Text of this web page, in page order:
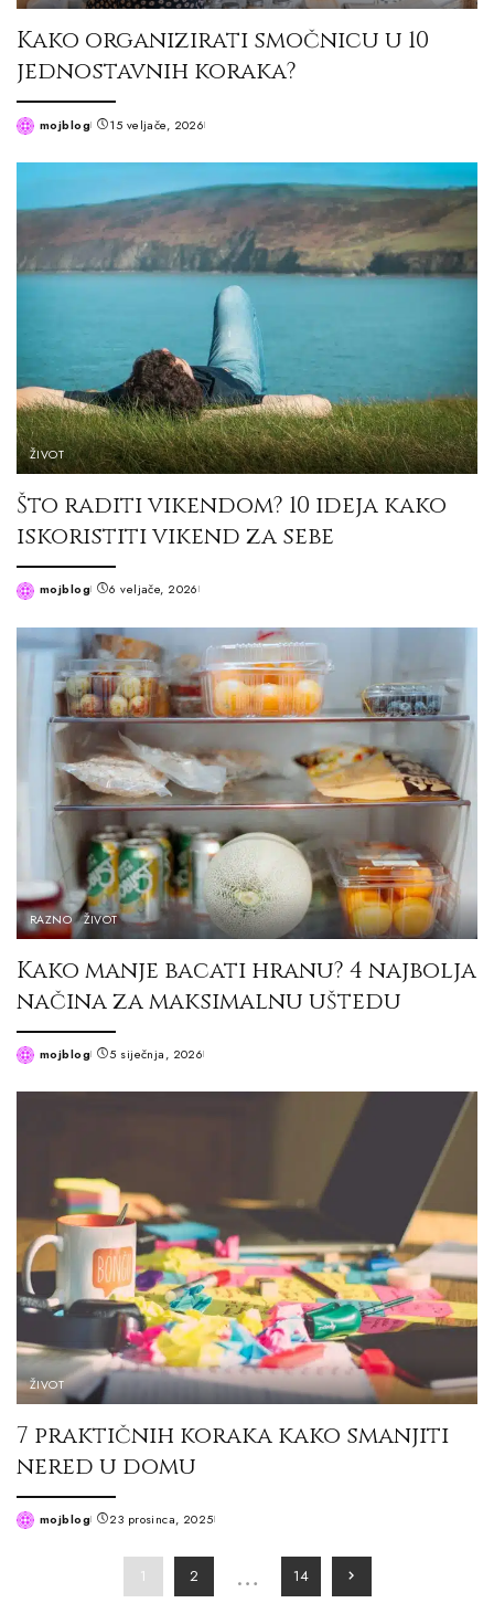
Kako organizirati smočnicu u 10
jednostavnih koraka?
Postedmojblog 15 veljače, 2026
ŽIVOT
Što raditi vikendom? 10 ideja kako
iskoristiti vikend za sebe
Postedmojblog 6 veljače, 2026
RAZNO ŽIVOT
Kako manje bacati hranu? 4 najbolja
načina za maksimalnu uštedu
Postedmojblog 5 siječnja, 2026
ŽIVOT
7 praktičnih koraka kako smanjiti
nered u domu
Postedmojblog 23 prosinca, 2025
1 2 … 14